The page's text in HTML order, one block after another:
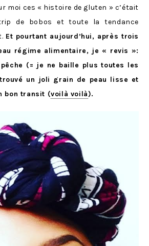
moi ces « histoire de gluten » c’était
de bobos et toute la tendance
Et pourtant aujourd’hui, après trois
régime alimentaire, je « revis »:
pêche (= je ne baille plus toutes les
un joli grain de peau lisse et
bon transit (voilà voilà).